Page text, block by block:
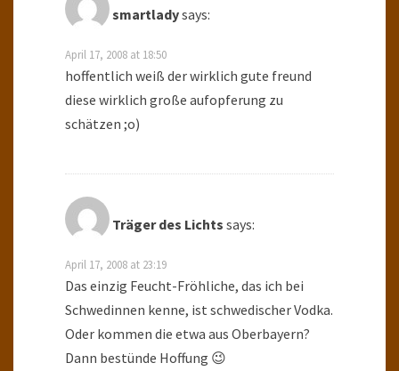
smartladysays:
April 17, 2008 at 18:50
hoffentlich weiß der wirklich gute freund
diese wirklich große aufopferung zu
schätzen ;o)
Träger des Lichts says:
April 17, 2008 at 23:19
Das einzig Feucht-Fröhliche, das ich bei
Schwedinnen kenne, ist schwedischer Vodka.
Oder kommen die etwa aus Oberbayern?
Dann bestünde Hoffung 😉